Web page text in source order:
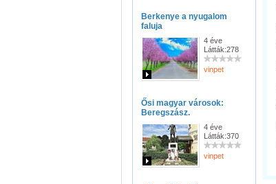
Berkenye a nyugalom
faluja
4 éve
Látták:278
vinpet
Ősi magyar városok:
Beregszász.
4 éve
Látták:370
vinpet